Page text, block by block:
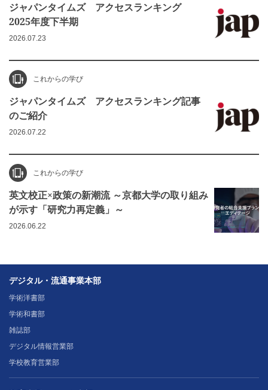
ジャパンタイムズ アクセスランキング
2025年度下半期
2026.07.23
これからの学び
ジャパンタイムズ アクセスランキング記事
のご紹介
2026.07.22
これからの学び
英文校正×政策の新潮流 ～京都大学の取り組み
が示す「研究力再定義」～
2026.06.22
デジタル・流通事業本部
学術洋書部
学術和書部
雑誌部
デジタル情報営業部
学校教育営業部